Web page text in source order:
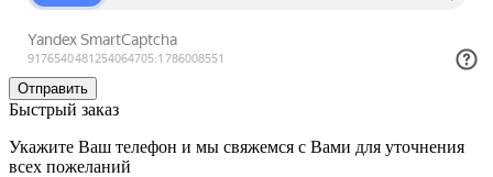
Быстрый заказ
Укажите Ваш телефон и мы свяжемся с Вами для уточнения
всех пожеланий